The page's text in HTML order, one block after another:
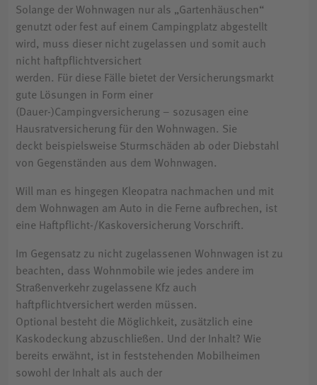
Solange der Wohnwagen nur als „Gartenhäuschen“
genutzt oder fest auf einem Campingplatz abgestellt
wird, muss dieser nicht zugelassen und somit auch
nicht haftpflichtversichert
werden. Für diese Fälle bietet der Versicherungsmarkt
gute Lösungen in Form einer
(Dauer-)Campingversicherung – sozusagen eine
Hausratversicherung für den Wohnwagen. Sie
deckt beispielsweise Sturmschäden ab oder Diebstahl
von Gegenständen aus dem Wohnwagen.
Will man es hingegen Kleopatra nachmachen und mit
dem Wohnwagen am Auto in die Ferne aufbrechen, ist
eine Haftpflicht-/Kaskoversicherung Vorschrift.
Im Gegensatz zu nicht zugelassenen Wohnwagen ist zu
beachten, dass Wohnmobile wie jedes andere im
Straßenverkehr zugelassene Kfz auch
haftpflichtversichert werden müssen.
Optional besteht die Möglichkeit, zusätzlich eine
Kaskodeckung abzuschließen. Und der Inhalt? Wie
bereits erwähnt, ist in feststehenden Mobilheimen
sowohl der Inhalt als auch der